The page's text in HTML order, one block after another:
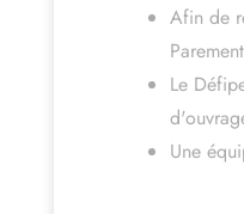
Afin de
Le
Une